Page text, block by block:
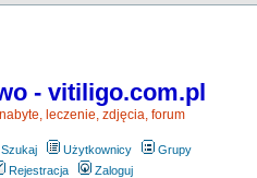
- vitiligo.com.pl
leczenie, zdjęcia, forum
Szukaj Użytkownicy
Grupy
Rejestracja
Zaloguj